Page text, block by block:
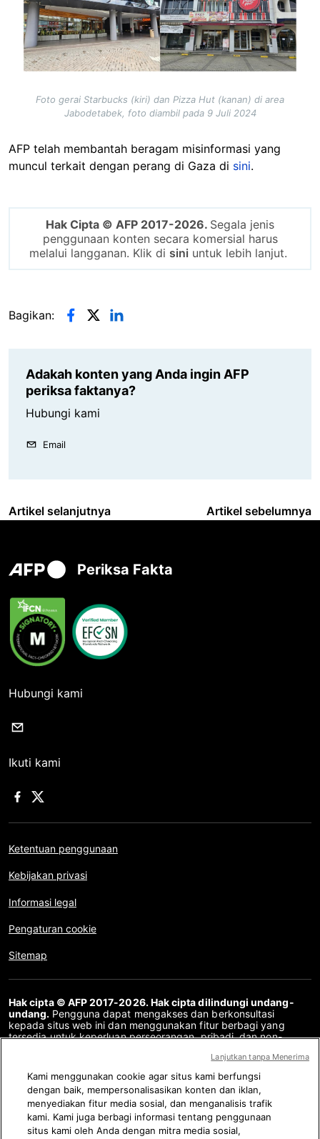
Foto gerai Starbucks (kiri) dan Pizza Hut (kanan) di area
Jabodetabek, foto diambil pada 9 Juli 2024
AFP telah membantah beragam misinformasi yang
muncul terkait dengan perang di Gaza di sini.
Hak Cipta © AFP 2017-2026. Segala jenis
penggunaan konten secara komersial harus
melalui langganan. Klik di sini untuk lebih lanjut.
Bagikan:
Adakah konten yang Anda ingin AFP
periksa faktanya?
Hubungi kami
Email
Artikel selanjutnya Artikel sebelumnya
Periksa Fakta
Hubungi kami
Ikuti kami
Ketentuan penggunaan
Kebijakan privasi
Informasi legal
Pengaturan cookie
Sitemap
Hak cipta © AFP 2017-2026. Hak cipta dilindungi undang-
undang. Pengguna dapat mengakses dan berkonsultasi
kepada situs web ini dan menggunakan fitur berbagi yang
tersedia untuk keperluan perseorangan, pribadi, dan non-
komunikasi kepada publik atau pendistribusian konten situs
web ini, secara keseluruhan atau sebagian, untuk tujuan lain
dan/atau dengan cara lain, tanpa perjanjian lisensi khusus yang
ditandatangani dengan AFP, adalah dilarang keras. Subjek
yang digambarkan atau dimasukkan melalui tautan dalam
konten Periksa Fakta disediakan sejauh yang diperlukan untuk
pemahaman yang benar tentang verifikasi informasi yang
Kami menggunakan cookie agar situs kami berfungsi
dengan baik, mempersonalisasikan konten dan iklan,
menyediakan fitur media sosial, dan menganalisis trafik
kami. Kami juga berbagi informasi tentang penggunaan
situs kami oleh Anda dengan mitra media sosial,
Lanjutkan tanpa Menerima